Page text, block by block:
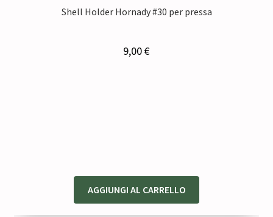
Shell Holder Hornady #30 per pressa
9,00€
AGGIUNGI AL CARRELLO